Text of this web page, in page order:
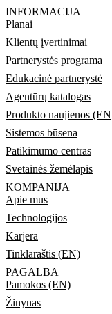
INFORMACIJA
Planai
Klientų įvertinimai
Partnerystės programa
Edukacinė partnerystė
Agentūrų katalogas
Produkto naujienos
Sistemos būsena
Patikimumo centras
Svetainės žemėlapis
KOMPANIJA
Apie mus
Technologijos
Karjera
Tinklaraštis (EN)
PAGALBA
Pamokos (EN)
Žinynas